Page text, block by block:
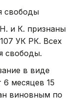
свободы
и К. признаны
УК РК. Всех
свободы.
в виде
месяцев 15
виновным по